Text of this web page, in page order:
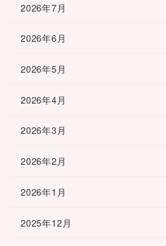
2026年7月
2026年6月
2026年5月
2026年4月
2026年3月
2026年2月
2026年1月
2025年12月